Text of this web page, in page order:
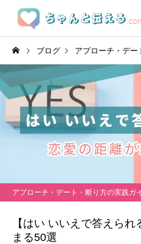
ブログ アプローチ・デー
アプローチ・デート・断り方の実践ガ
【はい いいえで答えら
まる50選